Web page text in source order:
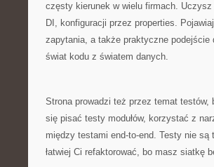
częsty kierunek w wielu firmach.
DI, konfiguracji przez properties.
zapytania, a także praktyczne
świat kodu z światem danych.
Strona prowadzi też przez temat
się pisać testy modułów, korzystać z
między testami end-to-end. Testy nie
łatwiej Ci refaktorować, bo masz siatkę